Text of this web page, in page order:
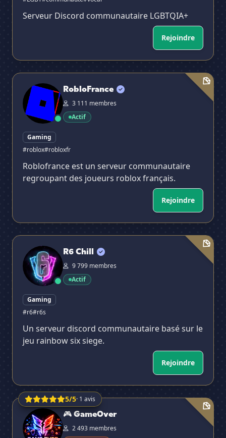
Serveur Discord communautaire LGBTQIA+
Rejoindre
RobloFrance
RobloFrance
3 111 membres
Actif
Gaming
#roblox#robloxfr
Roblofrance est un serveur communautaire
regroupant des joueurs roblox français.
Rejoindre
R6 Chill
R6 Chill
9 799 membres
Actif
Gaming
#r6#r6s
Un serveur discord communautaire basé sur le
jeu rainbow six siege.
Rejoindre
5/5· 1 avis
🎮 GameOver
🎮 GameOver
2 493 membres